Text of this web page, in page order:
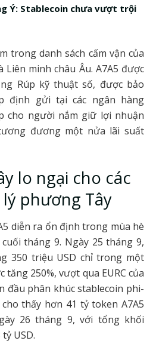
Ý: Stablecoin chưa vượt trội
trong danh sách cấm vận của
Liên minh châu Âu. A7A5 được
Rúp kỹ thuật số, được bảo
định gửi tại các ngân hàng
cho người nắm giữ lợi nhuận
đương một nửa lãi suất
lo ngại cho các
phương Tây
diễn ra ổn định trong mùa hè
tháng 9. Ngày 25 tháng 9,
350 triệu USD chỉ trong một
250%, vượt qua EURC của
đầu phân khúc stablecoin phi-
thấy hơn 41 tỷ token A7A5
26 tháng 9, với tổng khối
USD.